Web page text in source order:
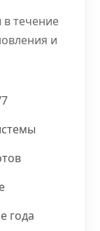
течение
и
года